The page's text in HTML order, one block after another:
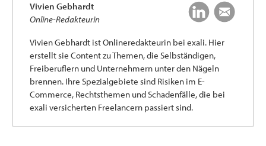
Vivien Gebhardt
Online-Redakteurin
Vivien Gebhardt ist Onlineredakteurin bei exali. Hier
erstellt sie Content zu Themen, die Selbständigen,
Freiberuflern und Unternehmern unter den Nägeln
brennen. Ihre Spezialgebiete sind Risiken im E-
Commerce, Rechtsthemen und Schadenfälle, die bei
exali versicherten Freelancern passiert sind.